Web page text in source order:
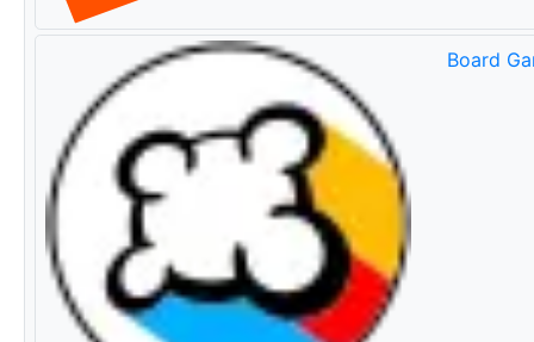
Board